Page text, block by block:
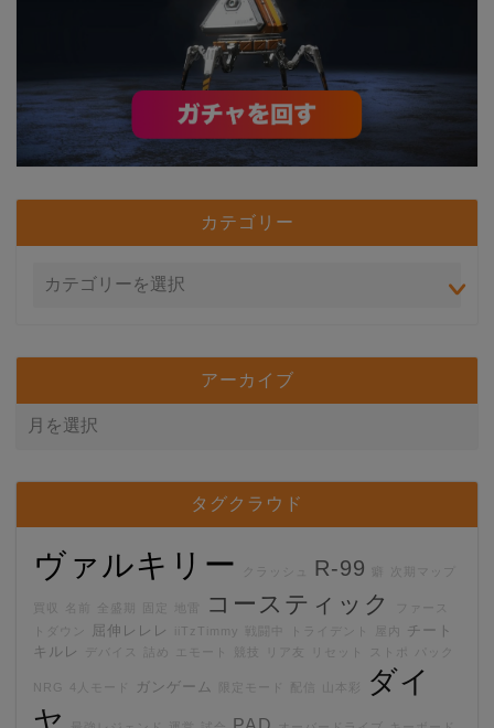
カテゴリー
アーカイブ
タグクラウド
ヴァルキリー クラッシュ R-99 次期マップ
買収 固定 コースティック
トダウン
屈伸レレレ iiTzTimmy トライデント
チート
キルレ
詰め エモート リア友 ストポ
NRG 4人モード ガンゲーム 限定モード
ダイ
ヤ